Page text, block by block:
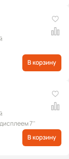
В корзину
7''
В корзину